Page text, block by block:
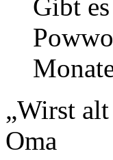
Gibt
„Wirst
Oma